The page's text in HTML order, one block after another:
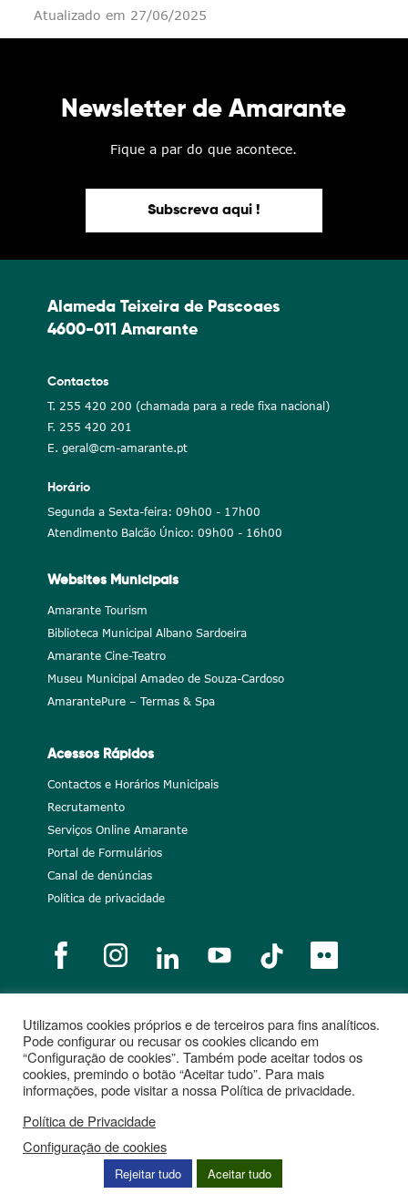
Atualizado em 27/06/2025
Newsletter de Amarante
Fique a par do que acontece.
Subscreva aqui !
Alameda Teixeira de Pascoaes
4600-011 Amarante
Contactos
T. 255 420 200 (chamada para a rede fixa nacional)
F. 255 420 201
E. geral@cm-amarante.pt
Horário
Segunda a Sexta-feira: 09h00 - 17h00
Atendimento Balcão Único: 09h00 - 16h00
Websites Municipais
Amarante Tourism
Biblioteca Municipal Albano Sardoeira
Amarante Cine-Teatro
Museu Municipal Amadeo de Souza-Cardoso
AmarantePure – Termas & Spa
Acessos Rápidos
Contactos e Horários Municipais
Recrutamento
Serviços Online Amarante
Portal de Formulários
Canal de denúncias
Política de privacidade
Notícias Recrutamento Portugal 2020
União Europeia
Projetos cofinanciados
Utilizamos cookies próprios e de terceiros para fins analíticos.
Pode configurar ou recusar os cookies clicando em
“Configuração de cookies”. Também pode aceitar todos os
cookies, premindo o botão “Aceitar tudo”. Para mais
informações, pode visitar a nossa Política de privacidade.
Política de Privacidade
Configuração de cookies
Rejeitar tudo Aceitar tudo